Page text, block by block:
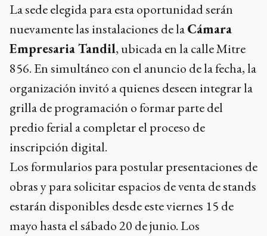
La sede elegida para esta oportunidad serán
nuevamente las instalaciones de laCámara
Empresaria Tandil, ubicada en la calle Mitre
856. En simultáneo con el anuncio de la fecha, la
organización invitó a quienes deseen integrar la
grilla de programación o formar parte del
predio ferial a completar el proceso de
inscripción digital.
Los formularios para postular presentaciones de
obras y para solicitar espacios de venta de stands
estarán disponibles desde este viernes 15 de
mayo hasta el sábado 20 de junio. Los